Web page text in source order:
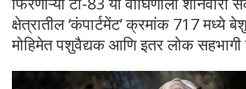
क्षेत्रातील ‘कंपार्टमेंट’ क्रमांक 717 मध्ये
मोहिमेत पशुवैद्यक आणि इतर लोक सहभागी